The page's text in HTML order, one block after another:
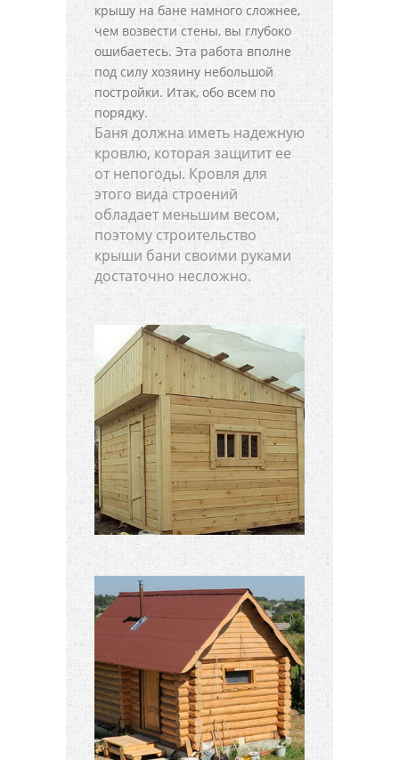
крышу на бане намного сложнее,
чем возвести стены, вы глубоко
ошибаетесь. Эта работа вполне
под силу хозяину небольшой
постройки. Итак, обо всем по
порядку.
Баня должна иметь надежную
кровлю, которая защитит ее
от непогоды. Кровля для
этого вида строений
обладает меньшим весом,
поэтому строительство
крыши бани своими руками
достаточно несложно.